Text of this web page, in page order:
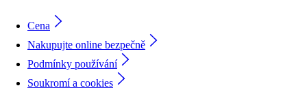
Cena
Nakupujte online bezpečně
Podmínky používání
Soukromí a cookies